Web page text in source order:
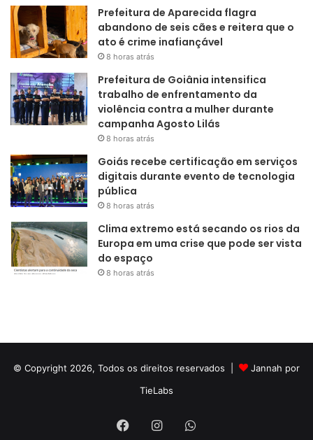
Prefeitura de Aparecida flagra
abandono de seis cães e reitera que o
ato é crime inafiançável
8 horas atrás
Prefeitura de Goiânia intensifica
trabalho de enfrentamento da
violência contra a mulher durante
campanha Agosto Lilás
8 horas atrás
Goiás recebe certificação em serviços
digitais durante evento de tecnologia
pública
8 horas atrás
Clima extremo está secando os rios da
Europa em uma crise que pode ser vista
do espaço
8 horas atrás
© Copyright 2026, Todos os direitos reservados |
Jannah por
TieLabs
FacebookInstagramWhatsApp